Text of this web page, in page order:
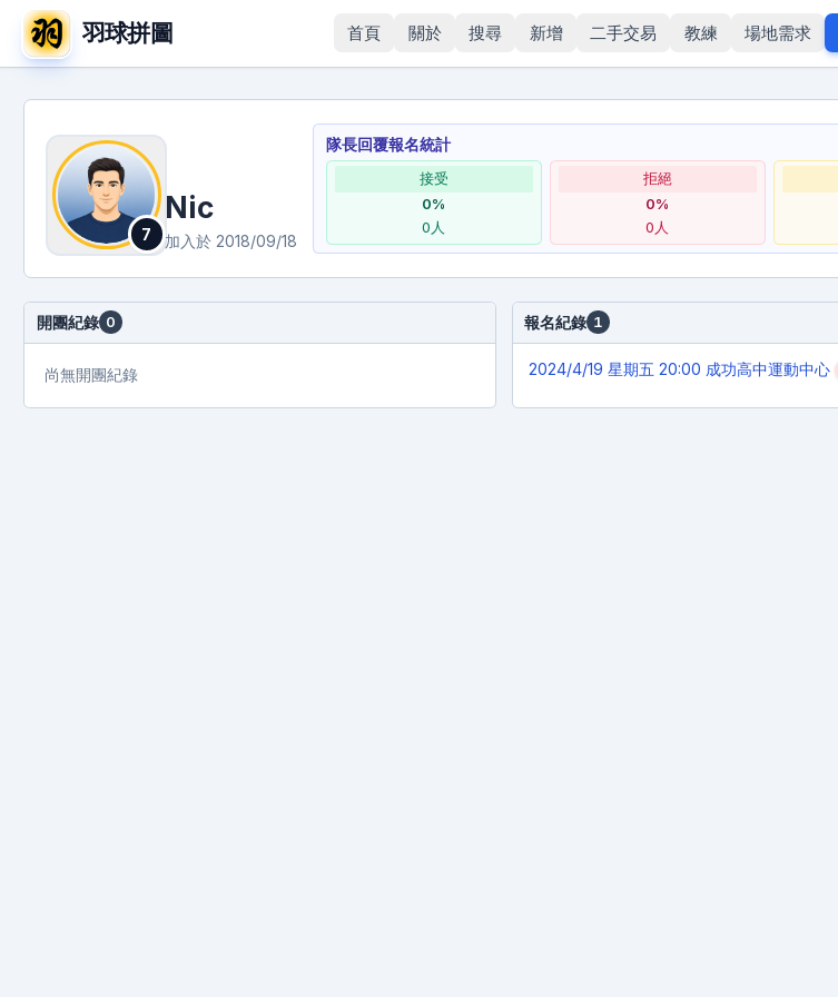
羽球拼圖 首頁 關於 搜尋 新增 二手交易 教練 場地需求
7
Nic
加入於 2018/09/18
隊長回覆報名統計
接受
0%
0 人
拒絕
0%
0 人
開團紀錄 0
尚無開團紀錄
報名紀錄 1
2024/4/19 星期五 20:00 成功高中運動中心